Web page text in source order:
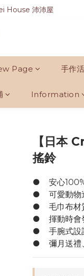
House 沛沛屋
Page 手作
Information
【日本
搖鈴
●	安心
●	可愛動
●	毛巾布
●	揮動時
●	手腕式
●	彌月送